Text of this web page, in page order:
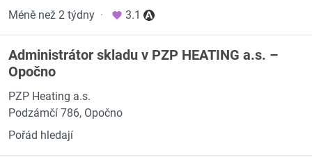
Méně než 2 týdny · 3.1
Administrátor skladu v PZP HEATING a.s. –
Opočno
PZP Heating a.s.
Podzámčí 786, Opočno
Pořád hledají